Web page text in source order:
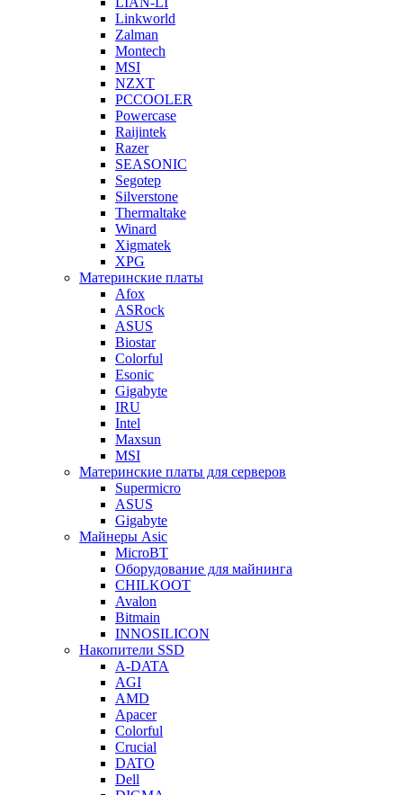
Linkworld
Zalman
Montech
MSI
NZXT
PCCOOLER
Powercase
Raijintek
Razer
SEASONIC
Segotep
Silverstone
Thermaltake
Winard
Xigmatek
XPG
Материнские платы
Afox
ASRock
ASUS
Biostar
Colorful
Esonic
Gigabyte
IRU
Intel
Maxsun
MSI
Материнские платы для серверов
Supermicro
ASUS
Gigabyte
Майнеры Asic
MicroBT
Оборудование для майнинга
CHILKOOT
Avalon
Bitmain
INNOSILICON
Накопители SSD
A-DATA
AGI
AMD
Apacer
Colorful
Crucial
DATO
Dell